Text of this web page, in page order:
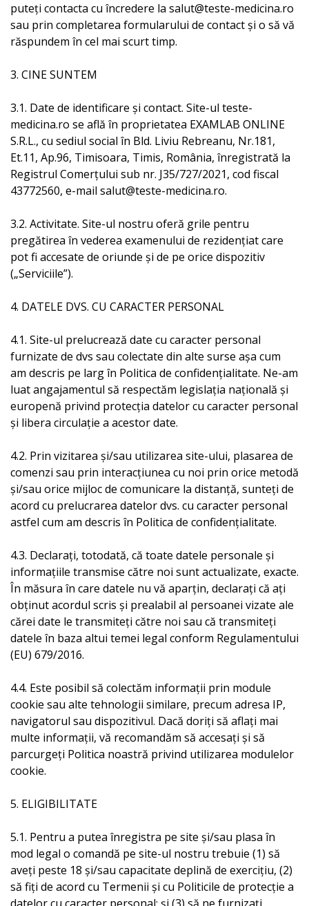
puteți contacta cu încredere la salut@teste-medicina.ro
sau prin completarea formularului de contact și o să vă
răspundem în cel mai scurt timp.
3. CINE SUNTEM
3.1. Date de identificare și contact. Site-ul teste-
medicina.ro se află în proprietatea EXAMLAB ONLINE
S.R.L., cu sediul social în Bld. Liviu Rebreanu, Nr.181,
Et.11, Ap.96, Timisoara, Timis, România, înregistrată la
Registrul Comerțului sub nr. J35/727/2021, cod fiscal
43772560, e-mail salut@teste-medicina.ro.
3.2. Activitate. Site-ul nostru oferă grile pentru
pregătirea în vederea examenului de rezidențiat care
pot fi accesate de oriunde și de pe orice dispozitiv
(„Serviciile”).
4. DATELE DVS. CU CARACTER PERSONAL
4.1. Site-ul prelucrează date cu caracter personal
furnizate de dvs sau colectate din alte surse așa cum
am descris pe larg în Politica de confidențialitate. Ne-am
luat angajamentul să respectăm legislația națională și
europenă privind protecția datelor cu caracter personal
și libera circulație a acestor date.
4.2. Prin vizitarea și/sau utilizarea site-ului, plasarea de
comenzi sau prin interacțiunea cu noi prin orice metodă
și/sau orice mijloc de comunicare la distanță, sunteți de
acord cu prelucrarea datelor dvs. cu caracter personal
astfel cum am descris în Politica de confidențialitate.
4.3. Declarați, totodată, că toate datele personale și
informațiile transmise către noi sunt actualizate, exacte.
În măsura în care datele nu vă aparțin, declarați că ați
obținut acordul scris și prealabil al persoanei vizate ale
cărei date le transmiteți către noi sau că transmiteți
datele în baza altui temei legal conform Regulamentului
(EU) 679/2016.
4.4. Este posibil să colectăm informații prin module
cookie sau alte tehnologii similare, precum adresa IP,
navigatorul sau dispozitivul. Dacă doriți să aflați mai
multe informații, vă recomandăm să accesați și să
parcurgeți Politica noastră privind utilizarea modulelor
cookie.
5. ELIGIBILITATE
5.1. Pentru a putea înregistra pe site și/sau plasa în
mod legal o comandă pe site-ul nostru trebuie (1) să
aveți peste 18 și/sau capacitate deplină de exercițiu, (2)
să fiți de acord cu Termenii și cu Politicile de protecție a